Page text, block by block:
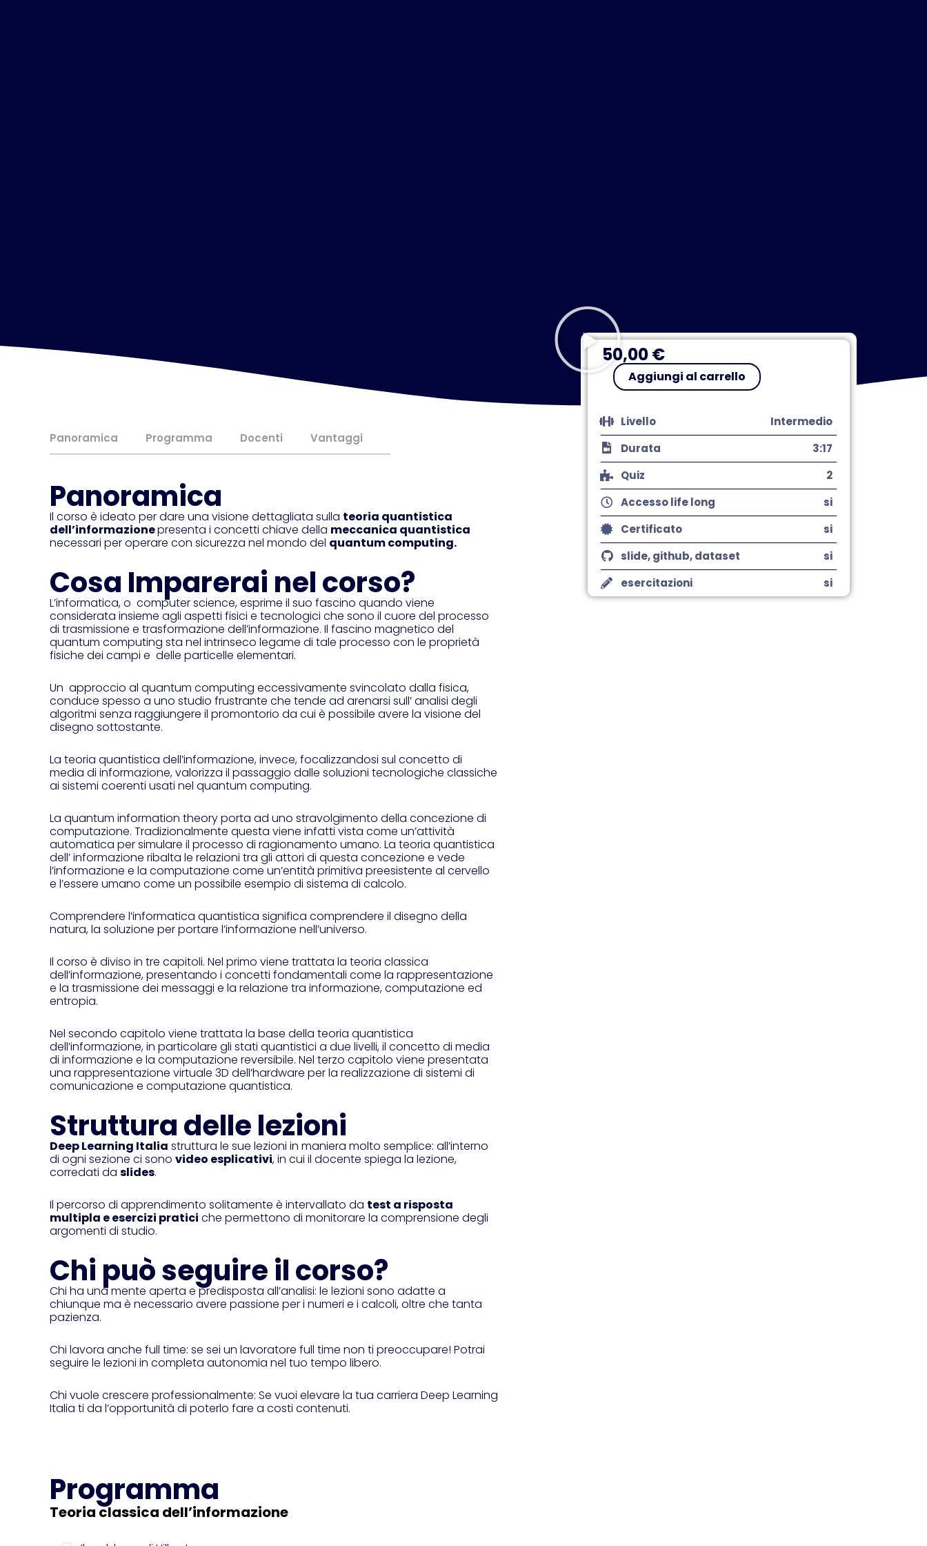
Panoramica Programma Docenti Vantaggi
Panoramica
Il corso è ideato per dare una visione dettagliata sulla teoria quantistica
dell’informazionepresenta i concetti chiave della meccanica quantistica
necessari per operare con sicurezza nel mondo del quantum computing.
Cosa Imparerai nel corso?
L’informatica, o computer science, esprime il suo fascino quando viene
considerata insieme agli aspetti fisici e tecnologici che sono il cuore del processo
di trasmissione e trasformazione dell’informazione. Il fascino magnetico del
quantum computing sta nel intrinseco legame di tale processo con le proprietà
fisiche dei campi e delle particelle elementari.
Un approccio al quantum computing eccessivamente svincolato dalla fisica,
conduce spesso a uno studio frustrante che tende ad arenarsi sull’ analisi degli
algoritmi senza raggiungere il promontorio da cui è possibile avere la visione del
disegno sottostante.
La teoria quantistica dell’informazione, invece, focalizzandosi sul concetto di
media di informazione, valorizza il passaggio dalle soluzioni tecnologiche classiche
ai sistemi coerenti usati nel quantum computing.
La quantum information theory porta ad uno stravolgimento della concezione di
computazione. Tradizionalmente questa viene infatti vista come un’attività
automatica per simulare il processo di ragionamento umano. La teoria quantistica
dell’ informazione ribalta le relazioni tra gli attori di questa concezione e vede
l’informazione e la computazione come un’entità primitiva preesistente al cervello
e l’essere umano come un possibile esempio di sistema di calcolo.
Comprendere l’informatica quantistica significa comprendere il disegno della
natura, la soluzione per portare l’informazione nell’universo.
Il corso è diviso in tre capitoli. Nel primo viene trattata la teoria classica
dell’informazione, presentando i concetti fondamentali come la rappresentazione
e la trasmissione dei messaggi e la relazione tra informazione, computazione ed
entropia.
Nel secondo capitolo viene trattata la base della teoria quantistica
dell’informazione, in particolare gli stati quantistici a due livelli, il concetto di media
di informazione e la computazione reversibile. Nel terzo capitolo viene presentata
una rappresentazione virtuale 3D dell’hardware per la realizzazione di sistemi di
comunicazione e computazione quantistica.
Struttura delle lezioni
Deep Learning Italia struttura le sue lezioni in maniera molto semplice: all’interno
di ogni sezione ci sono video esplicativi, in cui il docente spiega la lezione,
corredati da slides.
Il percorso di apprendimento solitamente è intervallato da test a risposta
multipla e esercizi pratici che permettono di monitorare la comprensione degli
argomenti di studio.
Chi può seguire il corso?
Chi ha una mente aperta e predisposta all’analisi: le lezioni sono adatte a
chiunque ma è necessario avere passione per i numeri e i calcoli, oltre che tanta
pazienza.
Chi lavora anche full time: se sei un lavoratore full time non ti preoccupare! Potrai
seguire le lezioni in completa autonomia nel tuo tempo libero.
Chi vuole crescere professionalmente: Se vuoi elevare la tua carriera Deep Learning
Italia ti da l’opportunità di poterlo fare a costi contenuti.
Programma
Teoria classica dell’informazione
50,00€
Quantum
Information
quantità
Aggiungi al carrello
Livello
Intermedio
Durata
3:17
Quiz
2
Accesso life long
si
Certificato
si
slide, github, dataset
si
esercitazioni
si